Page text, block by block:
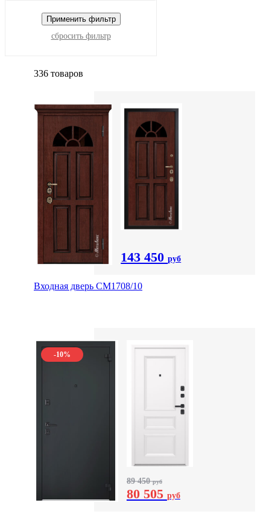
Применить фильтр
сбросить фильтр
336 товаров
143 450руб
Входная дверь CМ1708/10
-10%
89 450руб
80 505 руб